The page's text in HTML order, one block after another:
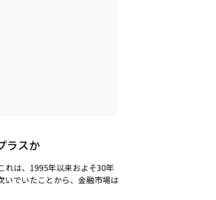
ラスか
れは、1995年以来およそ30年
でいたことから、金融市場は